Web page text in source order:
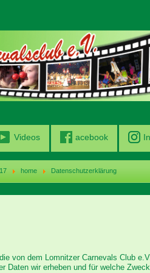
Videos acebook
home Datenschutzerklärung
von dem Lomnitzer Carnevals Club
Daten wir erheben und für welche